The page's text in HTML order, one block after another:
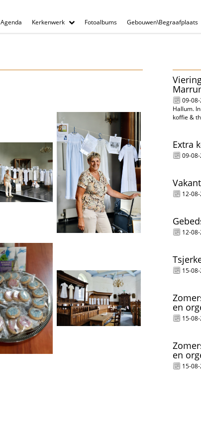
Agenda Kerkenwerk Fotoalbums Gebouwen\Begraafplaats
09-
Hallum.
koffie &
Extra
09-
12-
12-
15-
en
15-
en
15-